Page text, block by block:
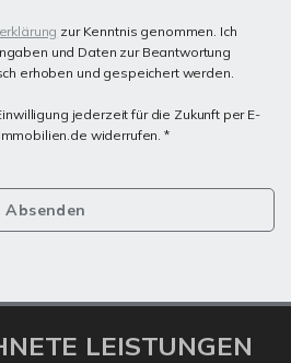
zur Kenntnis genommen. Ich
und Daten zur Beantwortung
erhoben und gespeichert werden.
jederzeit für die Zukunft per E-
widerrufen. *
Absenden
LEISTUNGEN